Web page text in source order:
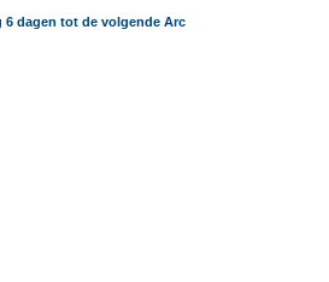
6 dagen tot de volgende Arc